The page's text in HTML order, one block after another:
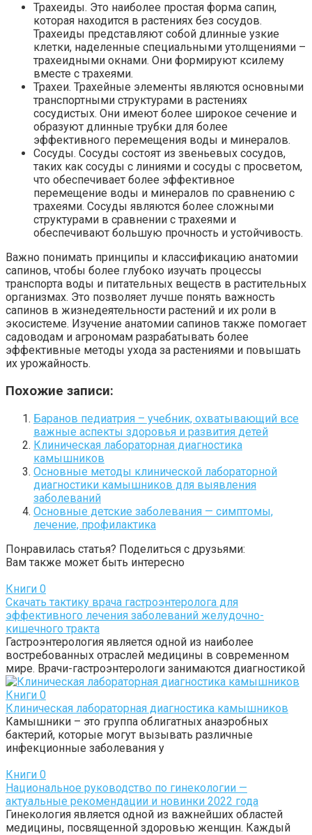
Трахеиды. Это наиболее простая форма сапин,
которая находится в растениях без сосудов.
Трахеиды представляют собой длинные узкие
клетки, наделенные специальными утолщениями –
трахеидными окнами. Они формируют ксилему
вместе с трахеями.
Трахеи. Трахейные элементы являются основными
транспортными структурами в растениях
сосудистых. Они имеют более широкое сечение и
образуют длинные трубки для более
эффективного перемещения воды и минералов.
Сосуды. Сосуды состоят из звеньевых сосудов,
таких как сосуды с линиями и сосуды с просветом,
что обеспечивает более эффективное
перемещение воды и минералов по сравнению с
трахеями. Сосуды являются более сложными
структурами в сравнении с трахеями и
обеспечивают большую прочность и устойчивость.
Важно понимать принципы и классификацию анатомии
сапинов, чтобы более глубоко изучать процессы
транспорта воды и питательных веществ в растительных
организмах. Это позволяет лучше понять важность
сапинов в жизнедеятельности растений и их роли в
экосистеме. Изучение анатомии сапинов также помогает
садоводам и агрономам разрабатывать более
эффективные методы ухода за растениями и повышать
их урожайность.
Похожие записи:
Баранов педиатрия – учебник, охватывающий все
важные аспекты здоровья и развития детей
Клиническая лабораторная диагностика
камышников
Основные методы клинической лабораторной
диагностики камышников для выявления
заболеваний
Основные детские заболевания — симптомы,
лечение, профилактика
Понравилась статья? Поделиться с друзьями:
Вам также может быть интересно
Книги 0
Скачать тактику врача гастроэнтеролога для
эффективного лечения заболеваний желудочно-
кишечного тракта
Гастроэнтерология является одной из наиболее
востребованных отраслей медицины в современном
мире. Врачи-гастроэнтерологи занимаются диагностикой
Книги 0
Клиническая лабораторная диагностика камышников
Камышники – это группа облигатных анаэробных
бактерий, которые могут вызывать различные
инфекционные заболевания у
Книги 0
Национальное руководство по гинекологии —
актуальные рекомендации и новинки 2022 года
Гинекология является одной из важнейших областей
медицины, посвященной здоровью женщин. Каждый